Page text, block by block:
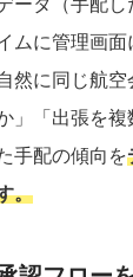
ータ（手配し
ムに管理画面
然に同じ航
」「出張を
手配の傾向を
。